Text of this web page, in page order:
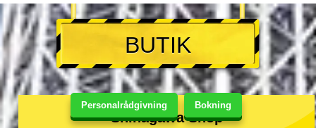
Personalrådgivning Bokning
BUTIK
Shinagawa Shop